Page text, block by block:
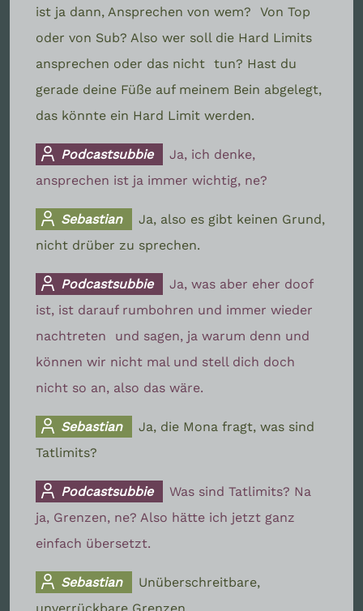
ist ja dann, Ansprechen von wem?
Von Top
oder von Sub? Also wer soll die Hard Limits
ansprechen oder das nicht tun? Hast du
gerade deine Füße auf meinem Bein abgelegt,
das könnte ein Hard Limit werden.
Podcastsubbie
Ja, ich denke,
ansprechen ist ja immer wichtig, ne?
Sebastian
Ja, also es gibt keinen Grund,
nicht drüber zu sprechen.
Podcastsubbie
Ja, was aber eher doof
ist, ist darauf rumbohren und immer wieder
nachtreten
und sagen, ja warum denn und
können wir nicht mal und stell dich doch
nicht so an, also das wäre.
Sebastian
Ja, die Mona fragt, was sind
Tatlimits?
Podcastsubbie
Was sind Tatlimits? Na
ja, Grenzen, ne? Also hätte ich jetzt ganz
einfach übersetzt.
Sebastian
Unüberschreitbare,